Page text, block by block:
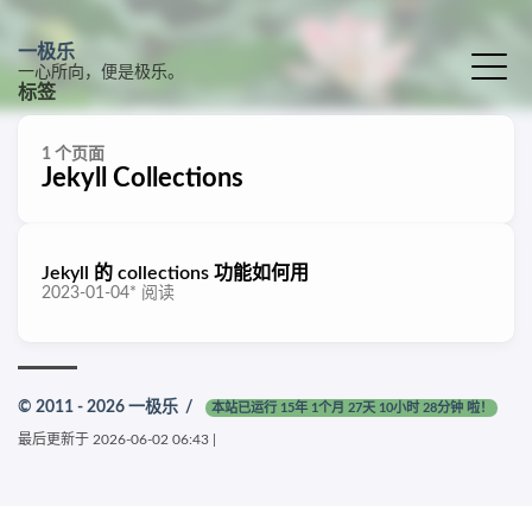
一极乐
一心所向，便是极乐。
标签
1 个页面
Jekyll Collections
Jekyll 的 collections 功能如何用
2023-01-04* 阅读
© 2011 - 2026 一极乐 / 本站已运行 15年 1个月 27天 10小时 28分钟 啦！
最后更新于 2026-06-02 06:43